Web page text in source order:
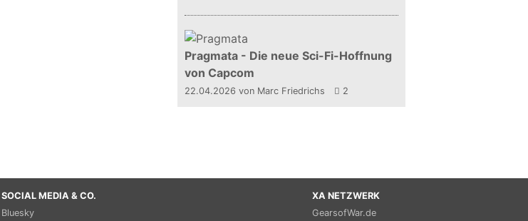
Pragmata - Die neue Sci-Fi-Hoffnung
von Capcom
22.04.2026 von Marc Friedrichs 2
SOCIAL MEDIA & CO.
Bluesky
XA NETZWERK
GearsofWar.de